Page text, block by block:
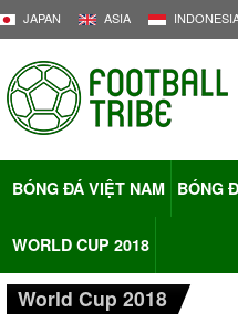
JAPAN ASIA
BÓNG ĐÁ VIỆT NAM BÓNG
WORLD CUP 2018
World Cup 2018